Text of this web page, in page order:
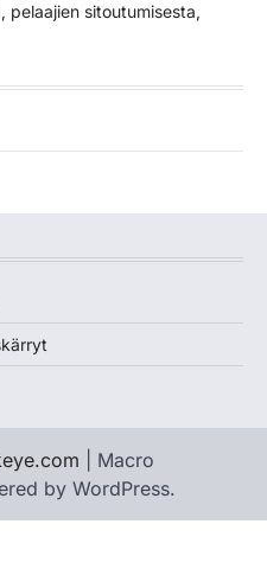
pelaajien sitoutumisesta,
| Macro
by WordPress.